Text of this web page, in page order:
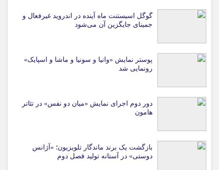
گوگل اسیستنت ماه آینده در اندروید غیرفعال و
جمینای جایگزین آن می‌شود
پوستر نمایش «وانیا و سونیا و ماشا و اسپایک»
رونمایی شد
دور دوم اجرای نمایش «میان دو نفس» در تئاتر
هامون
بازگشت یک برند ماندگار تلویزیون؛ «آژانس
دوستی» در آستانه تولید فصل دوم